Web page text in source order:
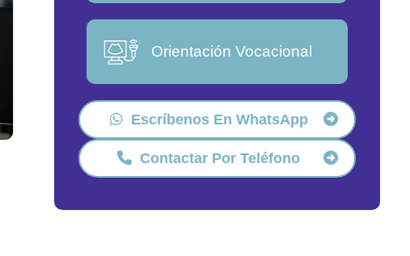
Orientación Vocacional
Escríbenos En WhatsApp
Contactar Por Teléfono